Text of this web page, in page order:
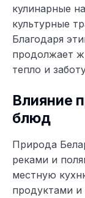
кулинарные
культурные
Благодаря
продолжает
тепло и
Влияние
блюд
Природа
реками и
местную
продуктами и